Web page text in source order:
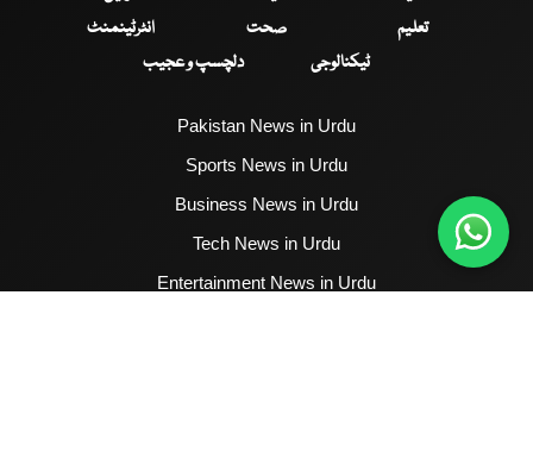
تعلیم
صحت
انٹرٹینمنٹ
ٹیکنالوجی
دلچسپ و عجیب
Pakistan News in Urdu
Sports News in Urdu
Business News in Urdu
Tech News in Urdu
Entertainment News in Urdu